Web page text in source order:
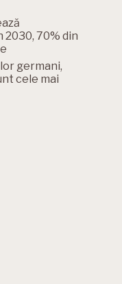
70% din
germani,
cele mai